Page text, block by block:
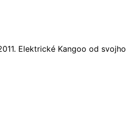
Elektrické Kangoo od svojho